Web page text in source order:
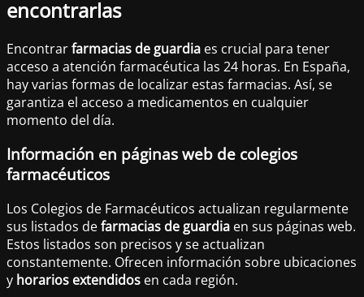
encontrarlas
Encontrarfarmacias de guardia es crucial para tener
acceso a atención farmacéutica las 24 horas. En España,
hay varias formas de localizar estas farmacias. Así, se
garantiza el acceso a medicamentos en cualquier
momento del día.
Información en páginas web de colegios
farmacéuticos
Los Colegios de Farmacéuticos actualizan regularmente
sus listados defarmacias de guardia en sus páginas web.
Estos listados son precisos y se actualizan
constantemente. Ofrecen información sobre ubicaciones
y horarios extendidos en cada región.